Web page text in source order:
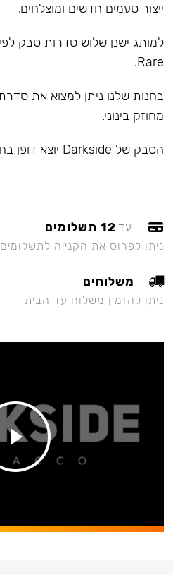
ייצור טעמים חדשים ומוצלחים.
Rare.
מחוזק בינוני.
הטבק של Darkside יוצא דופן בחוזקו ובטעמיו העשירים.
עד 12 תשלומים
ניתן לפרוס את הקנייה לתשלומים
משלוחים
ניתן להזמין משלוח עד הבית